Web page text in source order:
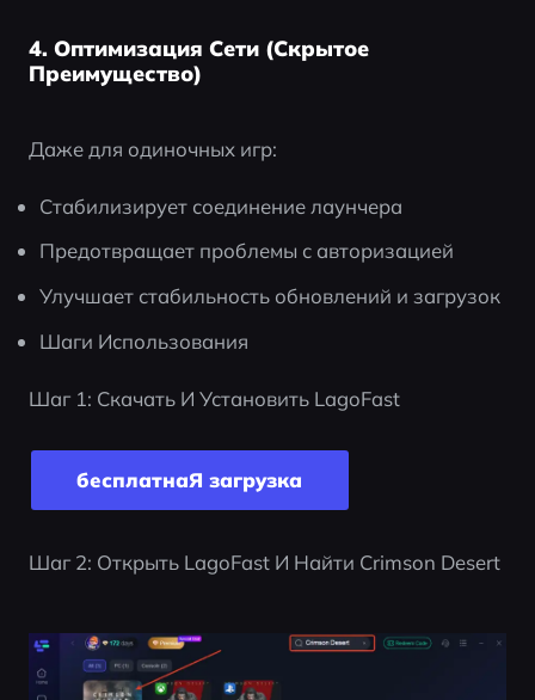
4. Оптимизация Сети (Скрытое
Преимущество)
Даже для одиночных игр:
Стабилизирует соединение лаунчера
Предотвращает проблемы с авторизацией
Улучшает стабильность обновлений и загрузок
Шаги Использования
Шаг 1: Скачать И Установить LagoFast
бесплатнаЯ загрyзка
Шаг 2: Открыть LagoFast И Найти Crimson Desert